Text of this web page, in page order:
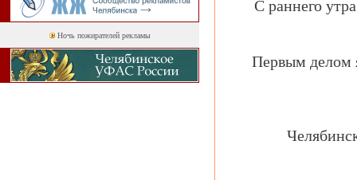
Ночь пожирателей рекламы
С раннего
Первым делом